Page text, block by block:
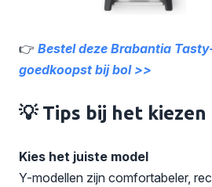
👉 Bestel deze Brabantia
goedkoopst bij bol >>
💡 Tips bij het kiezen
Kies het juiste model
Y-modellen zijn comfortabeler,